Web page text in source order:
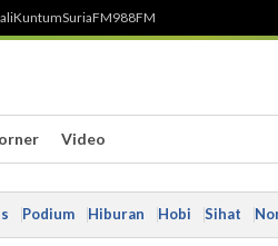
KuntumSuriaFM988FM
Video
Podium Hiburan Hobi Sihat